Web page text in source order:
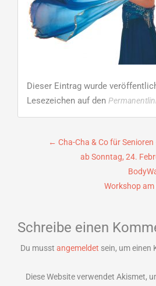
Dieser Eintrag wurde
Lesezeichen auf den
← Cha-Cha & Co für
ab Sonntag, 24.
Workshop
Schreibe einen
Du musst angemeldet sein, um einen
Diese Website verwendet Akismet,